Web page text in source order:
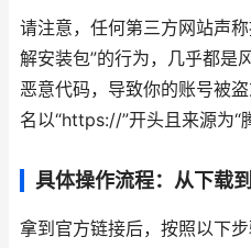
请注意，任何第三方网站声
解安装包”的行为，几乎都是
恶意代码，导致你的账号被
名以“https://”开头且来源为“
具体操作流程：从下载
拿到官方链接后，按照以下